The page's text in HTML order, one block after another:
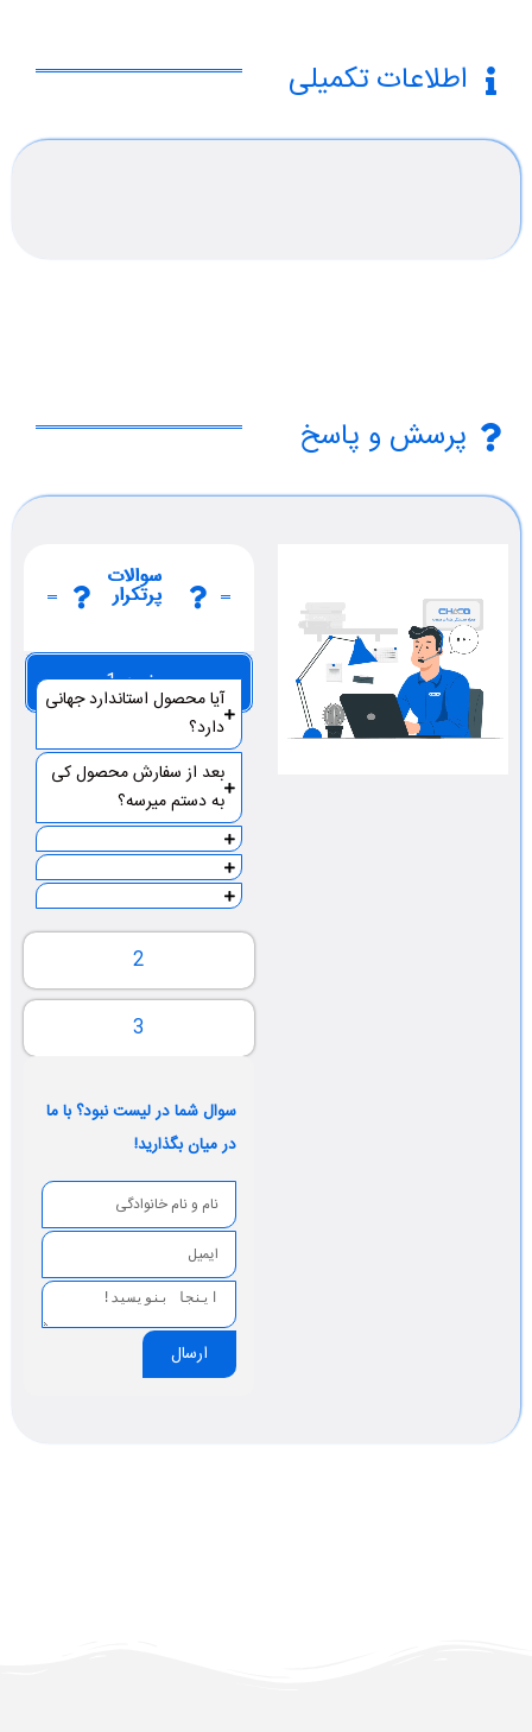
اطلاعات تکمیلی
پرسش و پاسخ
سوالات
پرتکرار
صفحه 1
2
3
آیا محصول استاندارد جهانی
دارد؟
بعد از سفارش محصول کی
به دستم میرسه؟
سوال شما در لیست نبود؟ با ما
در میان بگذارید!
ارسال